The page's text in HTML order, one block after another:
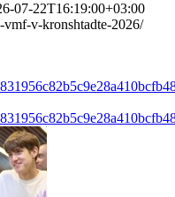
07-22T16:19:00+03:00
vmf-v-kronshtadte-2026/